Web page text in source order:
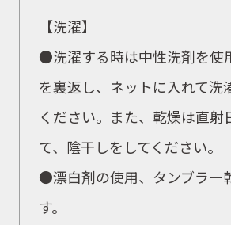
【洗濯】
●洗濯する時は中性洗剤を使
を裏返し、ネットに入れて洗
ください。また、乾燥は直射
て、陰干しをしてください。
●漂白剤の使用、タンブラー
す。